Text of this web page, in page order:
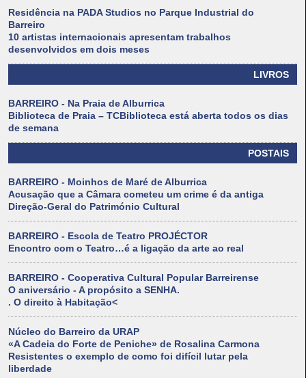
Residência na PADA Studios no Parque Industrial do
Barreiro
10 artistas internacionais apresentam trabalhos
desenvolvidos em dois meses
LIVROS
BARREIRO - Na Praia de Alburrica
Biblioteca de Praia – TCBiblioteca está aberta todos os dias
de semana
POSTAIS
BARREIRO - Moinhos de Maré de Alburrica
Acusação que a Câmara cometeu um crime é da antiga
Direção-Geral do Património Cultural
BARREIRO - Escola de Teatro PROJÉCTOR
Encontro com o Teatro…é a ligação da arte ao real
BARREIRO - Cooperativa Cultural Popular Barreirense
O aniversário - A propósito a SENHA.
. O direito à Habitação<
Núcleo do Barreiro da URAP
«A Cadeia do Forte de Peniche» de Rosalina Carmona
Resistentes o exemplo de como foi difícil lutar pela
liberdade